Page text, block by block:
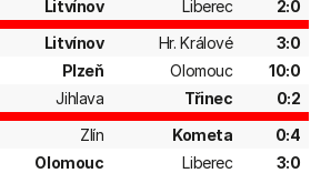
Litvínov Liberec
2:0
Litvínov Hr. Králové
3:0
Plzeň Olomouc
10:0
Jihlava Třinec
0:2
Zlín Kometa
0:4
Olomouc Liberec
3:0